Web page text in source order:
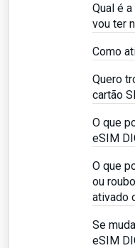
Qual é
vou ter
Como
Quero
cartão
O que
eSIM
O que
ou
ativado
Se
eSIM